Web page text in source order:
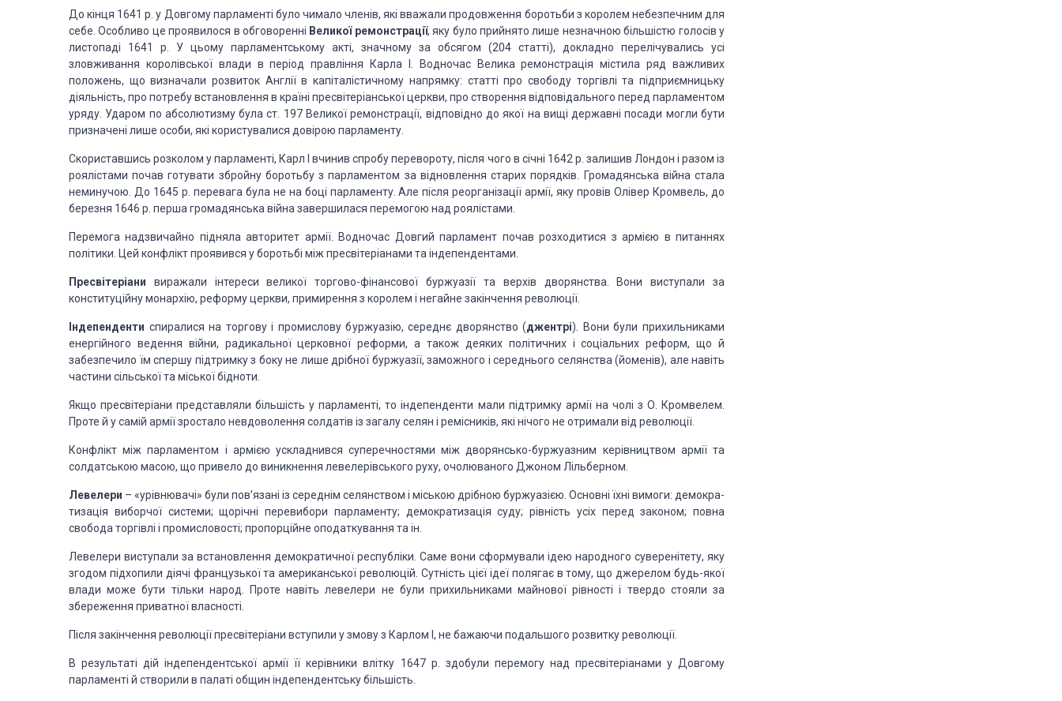
До кінця 1641 р. у Довгому парламенті було чимало членів, які вважали продовження боротьби з королем небезпечним для
себе. Особливо це проявилося в обговоренні Великої ремонстрації, яку було прийнято лише незначною більшістю голосів у
листо­паді 1641 р. У цьому парламентському акті, значному за обсягом (204 статті), докладно перелічувались усі
зловживання королів­ської влади в період правління Карла І. Водночас Велика ремонстрація містила ряд важливих
положень, що визначали розвиток Англії в капіталістичному напрямку: статті про свободу торгівлі та підприємницьку
діяльність, про потребу встановлення в країні пресвітеріанської церкви, про створення відповідального перед пар­ламентом
уряду. Ударом по абсолютизму була ст. 197 Великої ремонстрації, відповідно до якої на вищі державні посади могли бути
призначені лише особи, які користувалися довірою парламенту.
Скориставшись розколом у парламенті, Карл І вчинив спробу перевороту, після чого в січні 1642 р. залишив Лондон і разом із
роялістами почав готувати збройну боротьбу з парламентом за від­новлення старих порядків. Громадянська війна стала
неминучою. До 1645 р. перевага була не на боці парламенту. Але після реоргані­зації армії, яку провів Олівер Кромвель, до
березня 1646 р. перша громадянська війна завершилася перемогою над роялістами.
Перемога надзвичайно підняла авторитет армії. Водночас Дов­гий парламент почав розходитися з армією в питаннях
політики. Цей конфлікт проявився у боротьбі між пресвітеріанами та індепендентами.
Пресвітеріани виражали інтереси великої торгово-фінансової буржуазії та верхів дворянства. Вони виступали за
конституційну монархію, реформу церкви, примирення з королем і негайне закін­чення революції.
Індепенденти спиралися на торгову і промислову буржуазію, середнє дворянство (джентрі). Вони були прихильниками
енергій­ного ведення війни, радикальної церковної реформи, а також де­яких політичних і соціальних реформ, що й
забезпечило їм спершу підтримку з боку не лише дрібної буржуазії, заможного і серед­нього селянства (йоменів), але навіть
частини сільської та міської бідноти.
Якщо пресвітеріани представляли більшість у парламенті, то індепенденти мали підтримку армії на чолі з О. Кромвелем.
Проте й у самій армії зростало невдоволення солдатів із загалу селян і ремісників, які нічого не отримали від революції.
Конфлікт між парламентом і армією ускладнився суперечнос­тями між дворянсько-буржуазним керівництвом армії та
солдат­ською масою, що привело до виникнення левелерівського руху, очолюваного Джоном Лільберном.
Левелери – «урівнювачі» були пов’язані із середнім селян­ством і міською дрібною буржуазією. Основні їхні вимоги: демокра­
тизація виборчої системи; щорічні перевибори парламенту; демо­кратизація суду; рівність усіх перед законом; повна
свобода торгівлі і промисловості; пропорційне оподаткування та ін.
Левелери виступали за встановлення демократичної республіки. Саме вони сформували ідею народного суверенітету, яку
згодом підхопили діячі французької та американської революцій. Сутність цієї ідеї полягає в тому, що джерелом будь-якої
влади може бути тільки народ. Проте навіть левелери не були прихильниками май­нової рівності і твердо стояли за
збереження приватної власності.
Після закінчення революції пресвітеріани вступили у змову з Карлом І, не бажаючи подальшого розвитку революції.
В результаті дій індепендентської армії її керівники влітку 1647 р. здобули перемогу над пресвітеріанами у Довгому
парламен­ті й створили в палаті общин індепендентську більшість.